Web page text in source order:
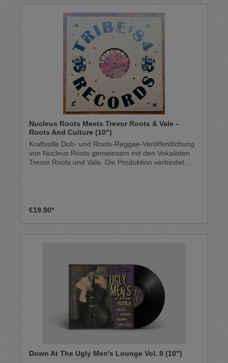
Nucleus Roots Meets Trevor Roots & Vale –
Roots And Culture (10")
Kraftvolle Dub- und Roots-Reggae-Veröffentlichung
von Nucleus Roots gemeinsam mit den Vokalisten
Trevor Roots und Vale. Die Produktion verbindet
Atmosphäre entfaltet die 10"-Single ihre volle
€19.90*
Down At The Ugly Men's Lounge Vol. 8 (10")